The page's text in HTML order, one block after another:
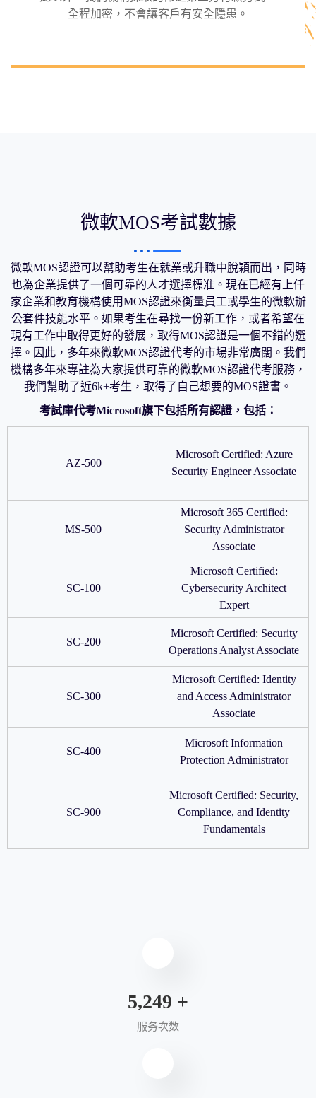
全程加密，不會讓客戶有安全隱患。
微軟MOS考試數據
微軟MOS認證可以幫助考生在就業或升職中脫穎而出，同時
也為企業提供了一個可靠的人才選擇標准。現在已經有上仟
家企業和教育機構使用MOS認證來衡量員工或學生的微軟辦
公套件技能水平。如果考生在尋找一份新工作，或者希望在
現有工作中取得更好的發展，取得MOS認證是一個不錯的選
擇。因此，多年來微軟MOS認證代考的市場非常廣闊。我們
機構多年來專註為大家提供可靠的微軟MOS認證代考服務，
我們幫助了近6k+考生，取得了自己想要的MOS證書。
考試庫代考Microsoft旗下包括所有認證，包括：
AZ-500
Microsoft Certified: Azure
Security Engineer Associate
MS-500
Microsoft 365 Certified:
Security Administrator
Associate
SC-100
Microsoft Certified:
Cybersecurity Architect
Expert
SC-200
Microsoft Certified: Security
Operations Analyst Associate
SC-300
Microsoft Certified: Identity
and Access Administrator
Associate
SC-400
Microsoft Information
Protection Administrator
SC-900
Microsoft Certified: Security,
Compliance, and Identity
Fundamentals
5,900 +
服务次数